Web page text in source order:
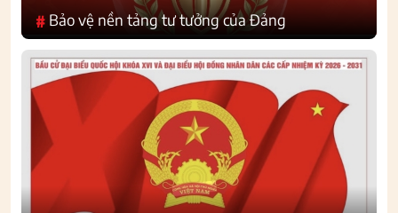
# Bảo vệ nền tảng tư tưởng của Đảng